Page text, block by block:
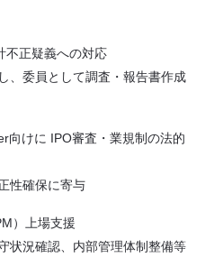
不正疑義への対応
、委員として調査・報告書作成
向けに IPO審査・業規制の法的
性確保に寄与
）上場支援
状況確認、内部管理体制整備等